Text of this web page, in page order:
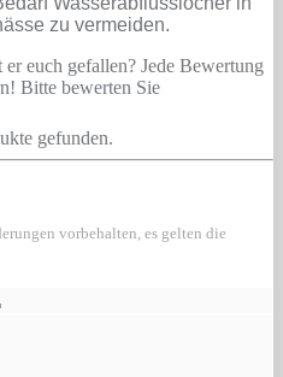
zu vermeiden.
euch gefallen? Jede Bewertung
Bitte bewerten Sie
gefunden.
vorbehalten, es gelten die